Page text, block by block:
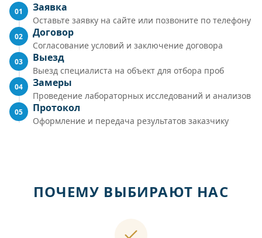
01 Заявка
Оставьте заявку на сайте или позвоните по телефону
02 Договор
Согласование условий и заключение договора
03 Выезд
Выезд специалиста на объект для отбора проб
04 Замеры
Проведение лабораторных исследований и анализов
05 Протокол
Оформление и передача результатов заказчику
ПОЧЕМУ ВЫБИРАЮТ НАС